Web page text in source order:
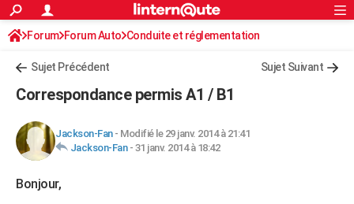
ACTUALITÉS
Politique
Société
Faits Divers
Education
Monde
Villes
+
Retraite
Impôts
Epargne
Immobilier
Risques naturels par ville
Banque
Assurance
Crédit
AUTO
HIGH-TECH
S'inscrire
Connexion
Forum Forum Auto Conduite et réglementation
Radars et permis
Sujet Précédent Sujet Suivant
Correspondance permis A1 / B1
Jackson-Fan- Modifié le 29 janv. 2014 à 21:41
Jackson-Fan- 31 janv. 2014 à 18:42
Bonjour,